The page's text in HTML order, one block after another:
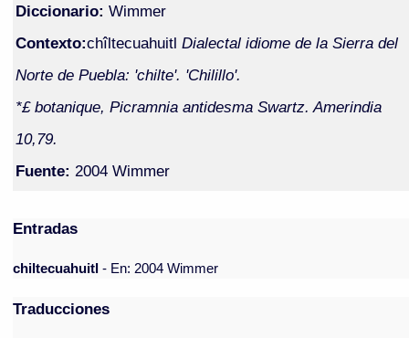
Diccionario: Wimmer
Contexto:chîltecuahuitl Dialectal idiome de la Sierra del
Norte de Puebla: 'chilte'. 'Chilillo'.
*£ botanique, Picramnia antidesma Swartz. Amerindia
10,79.
Fuente: 2004 Wimmer
Entradas
chiltecuahuitl- En: 2004 Wimmer
Traducciones